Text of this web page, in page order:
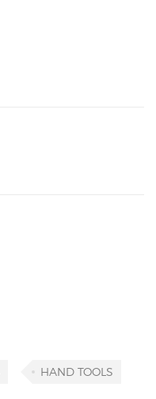
HAND TOOLS